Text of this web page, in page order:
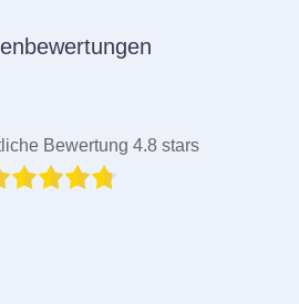
Bewertung 4.8 stars